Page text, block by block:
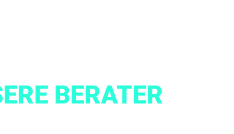
BERATER